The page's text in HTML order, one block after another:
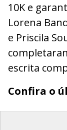
10K e
Lorena
e Priscila
escrita
Confira o